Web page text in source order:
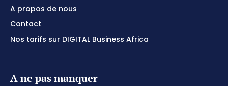
A propos de nous
Contact
Nos tarifs sur DIGITAL Business Africa
A ne pas manquer